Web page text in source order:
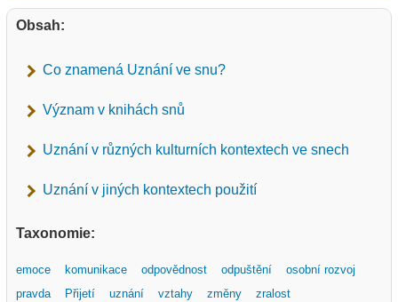
Obsah:
Co znamená Uznání ve snu?
Význam v knihách snů
Uznání v různých kulturních kontextech ve snech
Uznání v jiných kontextech použití
Taxonomie:
emoce komunikace odpovědnost odpuštění
osobní rozvoj
pravda
Přijetí uznání vztahy změny zralost